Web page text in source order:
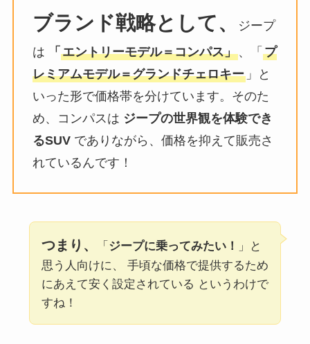
ブランド戦略として、
ジープ
は
「 エントリーモデル＝コンパス」、「 プ
レミアムモデル＝グランドチェロキー」と
いった形で価格帯を分けています。そのた
め、コンパスは ジープの世界観を体験でき
るSUVでありながら、価格を抑えて販売さ
れているんです！
つまり、 「 ジープに乗ってみたい！
」と
思う人向けに、 手頃な価格で提供するため
にあえて安く設定されている というわけで
すね！